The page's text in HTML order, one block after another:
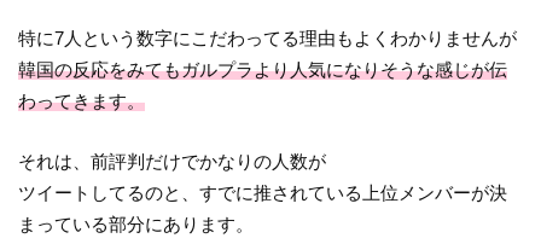
特に7人という数字にこだわってる理由もよくわかりませんが
韓国の反応をみてもガルプラより人気になりそうな感じが伝
わってきます。
それは、前評判だけでかなりの人数が
ツイートしてるのと、すでに推されている上位メンバーが決
まっている部分にあります。